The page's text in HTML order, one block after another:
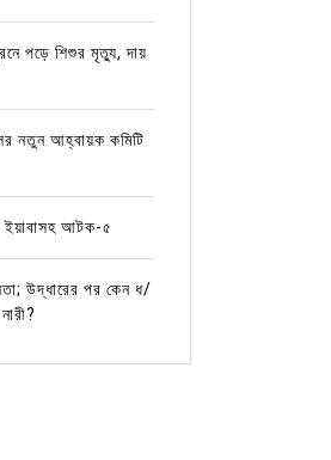
পড়ে শিশুর মৃত্যু, দায়
নতুন আহ্বায়ক কমিটি
ইয়াবাসহ আটক-৫
উদ্ধারের পর কেন ধ/